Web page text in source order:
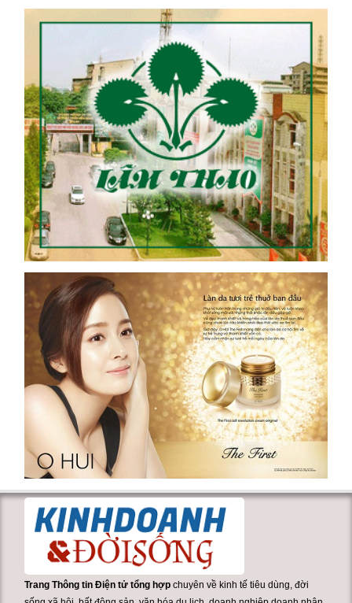
Trang Thông tin Điện tử tổng hợp chuyên về kinh tế tiêu dùng, đời